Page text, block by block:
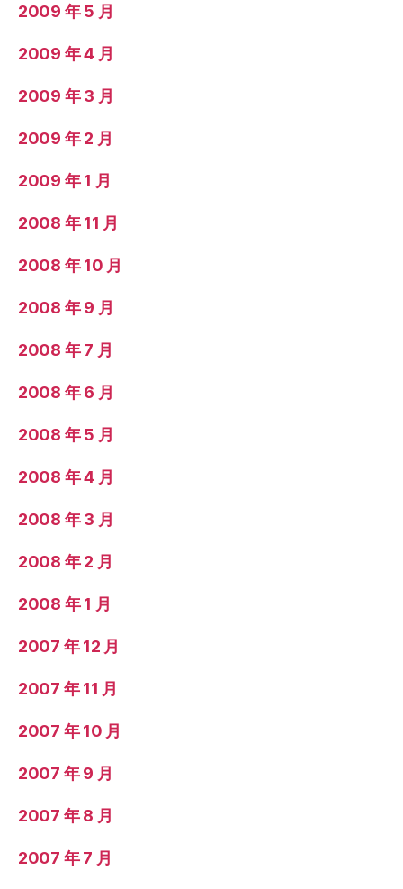
2009 年 5 月
2009 年 4 月
2009 年 3 月
2009 年 2 月
2009 年 1 月
2008 年 11 月
2008 年 10 月
2008 年 9 月
2008 年 7 月
2008 年 6 月
2008 年 5 月
2008 年 4 月
2008 年 3 月
2008 年 2 月
2008 年 1 月
2007 年 12 月
2007 年 11 月
2007 年 10 月
2007 年 9 月
2007 年 8 月
2007 年 7 月